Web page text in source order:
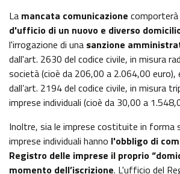
La mancata comunicazione comporterà
d'ufficio di un nuovo e diverso
l'irrogazione di una sanzione
dall'art. 2630 del codice civile, in misura
società (cioè da 206,00 a 2.064,00 euro),
dall’art. 2194 del codice civile, in misura
imprese individuali (cioè da 30,00 a
Inoltre, sia le imprese costituite in forma
imprese individuali hanno l'obbligo di
Registro delle imprese il proprio
momento dell’iscrizione. L'ufficio del
OPERE PUBBLICHE
INTERVENTI STRAORDINARI E DI EMERGENZA